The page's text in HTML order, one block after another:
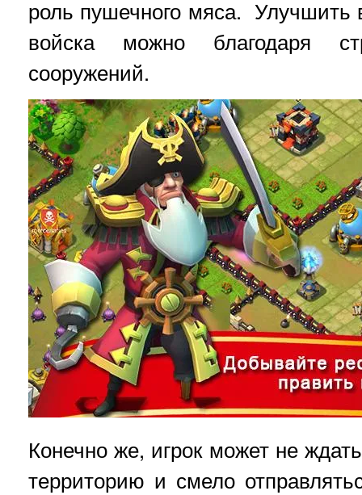
роль пушечного мяса. Улучшить
войска можно благодаря
сооружений.
Конечно же, игрок может не
территорию и смело